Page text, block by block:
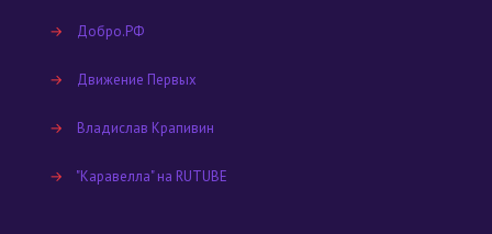
→ Добро.РФ
→ Движение Первых
→ Владислав Крапивин
→ "Каравелла" на RUTUBE